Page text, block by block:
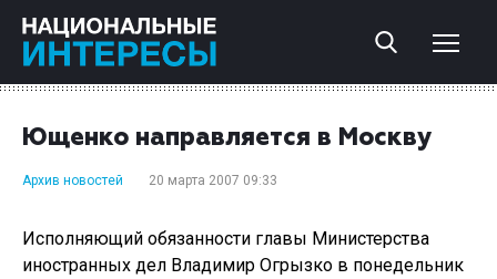
Ющенко направляется в Москву
Архив новостей 20 марта 2007 09:33
Исполняющий обязанности главы Министерства
иностранных дел Владимир Огрызко в понедельник